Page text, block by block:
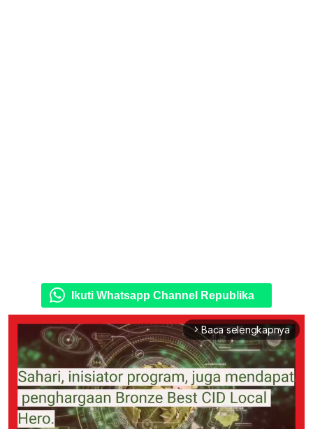
Ikuti Whatsapp Channel Republika
arrow_forward_ios Baca selengkapnya